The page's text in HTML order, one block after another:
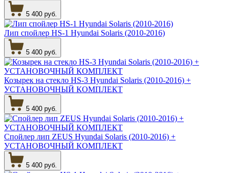
5 400 руб.
Лип cпойлер HS-1 Hyundai Solaris (2010-2016)
5 400 руб.
Козырек на стекло HS-3 Hyundai Solaris (2010-2016) +
УСТАНОВОЧНЫЙ КОМПЛЕКТ
5 400 руб.
Спойлер лип ZEUS Hyundai Solaris (2010-2016) +
УСТАНОВОЧНЫЙ КОМПЛЕКТ
5 400 руб.